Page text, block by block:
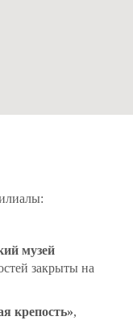
музей
закрыты на
крепость»,